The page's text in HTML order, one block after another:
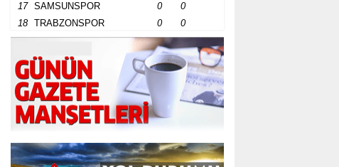
17
SAMSUNSPOR 0
0
18
TRABZONSPOR 0 0